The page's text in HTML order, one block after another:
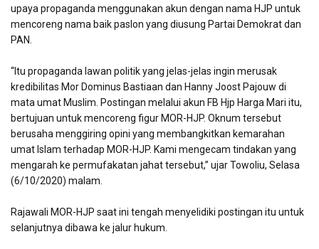
upaya propaganda menggunakan akun dengan nama HJP untuk
mencoreng nama baik paslon yang diusung Partai Demokrat dan
PAN.
“Itu propaganda lawan politik yang jelas-jelas ingin merusak
kredibilitas Mor Dominus Bastiaan dan Hanny Joost Pajouw di
mata umat Muslim. Postingan melalui akun FB Hjp Harga Mari itu,
bertujuan untuk mencoreng figur MOR-HJP. Oknum tersebut
berusaha menggiring opini yang membangkitkan kemarahan
umat Islam terhadap MOR-HJP. Kami mengecam tindakan yang
mengarah ke permufakatan jahat tersebut,” ujar Towoliu, Selasa
(6/10/2020) malam.
Rajawali MOR-HJP saat ini tengah menyelidiki postingan itu untuk
selanjutnya dibawa ke jalur hukum.